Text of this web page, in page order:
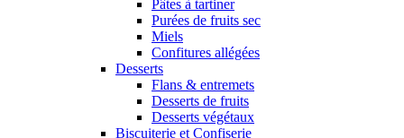
Pâtes à tartiner
Purées de fruits sec
Miels
Confitures allégées
Desserts
Flans & entremets
Desserts de fruits
Desserts végétaux
Biscuiterie et Confiserie